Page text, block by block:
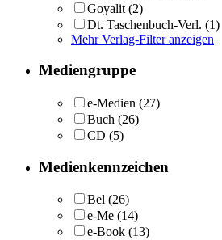
Goyalit (2)
Dt. Taschenbuch-Verl. (1)
Mehr Verlag-Filter anzeigen
Mediengruppe
e-Medien (27)
Buch (26)
CD (5)
Medienkennzeichen
Bel (26)
e-Me (14)
e-Book (13)